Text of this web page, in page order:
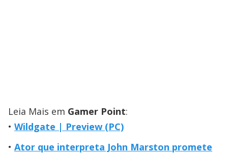
Leia Mais em Gamer Point:
Wildgate | Preview (PC)
Ator que interpreta John Marston promete